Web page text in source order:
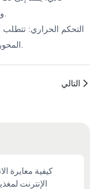
التالي
كيفية معايرة
الإنترنت